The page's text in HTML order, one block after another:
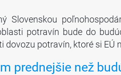
Slovenskou
potravín bude do
potravín, ktoré si EÚ
prednejšie než